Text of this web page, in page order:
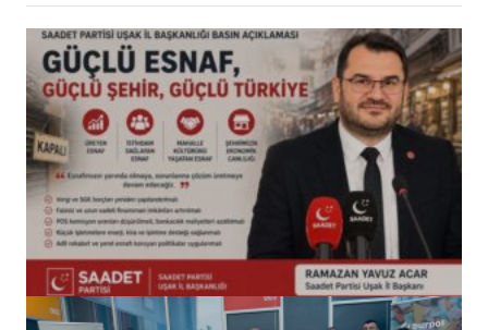
(başlıksız)
Alaattin Karahan tarafından 14/07/2026